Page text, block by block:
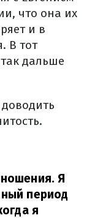
что она их
и в
В тот
дальше
Я
период
я